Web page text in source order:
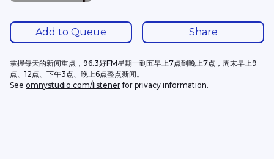
Add to Queue Share
掌握每天的新闻重点，96.3好FM星期一到五早上7点到晚上7点，周末早上9
点、12点、下午3点、晚上6点整点新闻。
See omnystudio.com/listener for privacy information.